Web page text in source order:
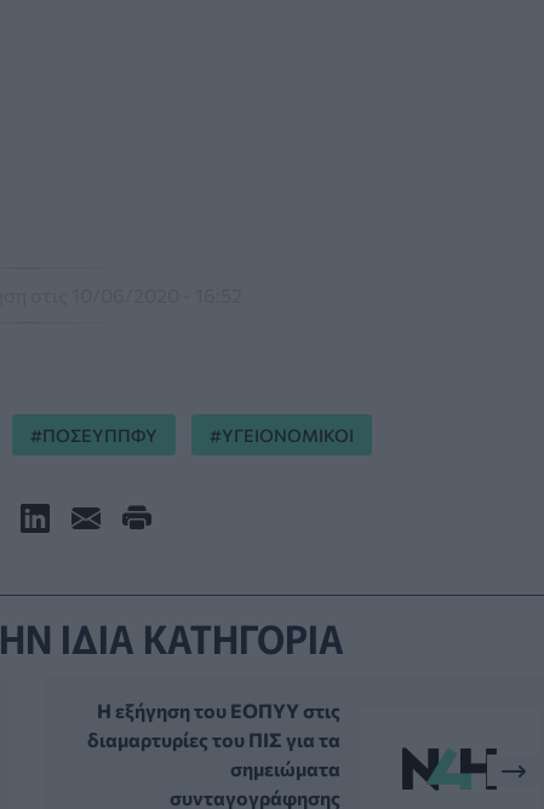
ΠΟΣΕΥΠΠΦΥ ΥΓΕΙΟΝΟΜΙΚΟΙ
ΙΔΙΑ ΚΑΤΗΓΟΡΙΑ
Η εξήγηση του ΕΟΠΥΥ στις
διαμαρτυρίες του ΠΙΣ για τα
σημειώματα
συνταγογράφησης